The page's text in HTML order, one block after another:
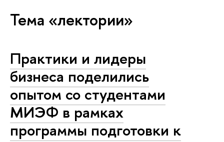
Тема «лектории»
Практики и лидеры
бизнеса поделились
опытом со студентами
МИЭФ в рамках
программы подготовки к